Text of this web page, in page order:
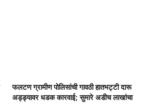
फलटण ग्रामीण पोलिसांची गावठी हातभट्टी दारू
अड्ड्यावर धडक कारवाई; सुमारे अडीच लाखांचा